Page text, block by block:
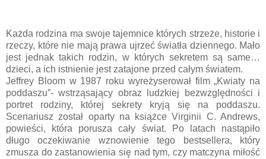
Każda rodzina ma swoje tajemnice których strzeże, historie i
rzeczy, które nie mają prawa ujrzeć światła dziennego. Mało
jest jednak takich rodzin, w których sekretem są same…
dzieci, a ich istnienie jest zatajone przed całym światem.
Jeffrey Bloom w 1987 roku wyreżyserował film „Kwiaty na
poddaszu”- wstrząsający obraz ludzkiej bezwzględności i
portret rodziny, której sekrety kryją się na poddaszu.
Scenariusz został oparty na książce Virginii C. Andrews,
powieści, która porusza cały świat. Po latach nastąpiło
długo oczekiwanie wznowienie tego bestsellera, który
zmusza do zastanowienia się nad tym, czy matczyna miłość